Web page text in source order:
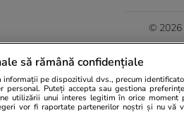
© 2026
să rămână confidențiale
informații pe dispozitivul dvs., precum
personal. Puteți accepta sau gestiona
utilizării unui interes legitim în orice moment
vor fi raportate partenerilor noștri și nu vă